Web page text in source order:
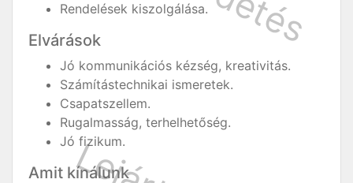
Rendelések kiszolgálása.
Elvárások
Jó kommunikációs kézség, kreativitás.
Számítástechnikai ismeretek.
Csapatszellem.
Rugalmasság, terhelhetőség.
Jó fizikum.
Amit kínálunk